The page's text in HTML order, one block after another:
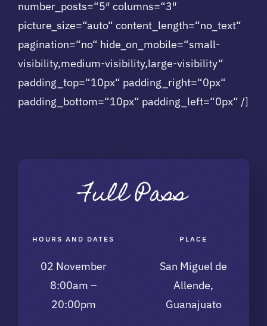
number_posts=“5″ columns=“3″
picture_size=“auto“ content_length=“no_text“
pagination=“no“ hide_on_mobile=“small-
visibility,medium-visibility,large-visibility“
padding_top=“10px“ padding_right=“0px“
padding_bottom=“10px“ padding_left=“0px“ /]
Full Pass
HOURS AND DATES
02 November
8:00am –
20:00pm
PLACE
San Miguel de
Allende,
Guanajuato